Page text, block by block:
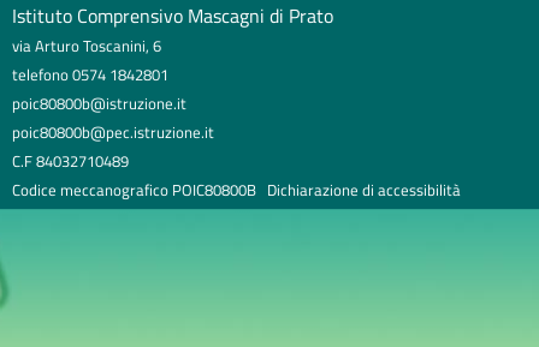
Istituto Comprensivo Mascagni di Prato
via Arturo Toscanini, 6
telefono 0574 1842801
poic80800b@istruzione.it
poic80800b@pec.istruzione.it
C.F 84032710489
Codice meccanografico POIC80800B Dichiarazione di accessibilità